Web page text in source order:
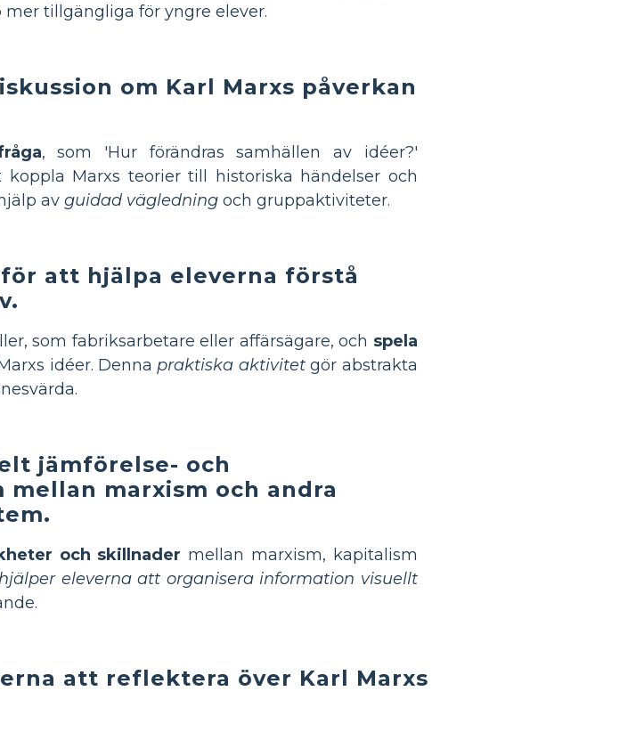
tillgängliga för yngre elever.
om Karl Marxs påverkan
, som 'Hur förändras samhällen av idéer?'
Marxs teorier till historiska händelser och
av guidad vägledning och gruppaktiviteter.
att hjälpa eleverna förstå
som fabriksarbetare eller affärsägare, och spela
idéer. Denna praktiska aktivitetgör abstrakta
jämförelse- och
mellan marxism och andra
och skillnader mellan marxism, kapitalism
eleverna att organisera information visuellt
att reflektera över Karl Marxs